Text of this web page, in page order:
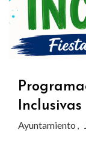
Ayuntamiento ,